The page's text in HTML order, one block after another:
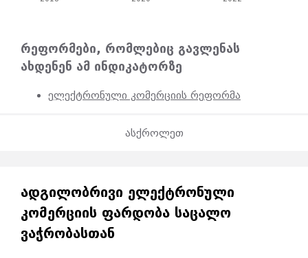
რეფორმები, რომლებიც გავლენას
ახდენენ ამ ინდიკატორზე
ელექტრონული კომერციის რეფორმა
ასქროლეთ
ᲐᲓᲒᲘᲚᲝᲑᲠᲘᲕᲘ ᲔᲚᲔᲥᲢᲠᲝᲜᲣᲚᲘ
ᲙᲝᲛᲔᲠᲪᲘᲘᲡ ᲤᲐᲠᲓᲝᲑᲐ ᲡᲐᲪᲐᲚᲝ
ᲕᲐᲭᲠᲝᲑᲐᲡᲗᲐᲜ